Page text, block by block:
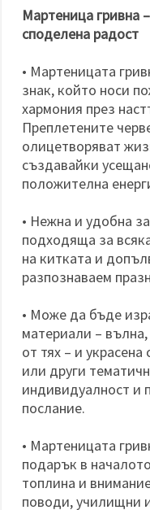
Мартеница гривна
споделена радост
• Мартеницата
знак, който носи
хармония през
Преплетените
олицетворяват
създавайки
положителна
• Нежна и удобна
подходяща за
на китката и
разпознаваем
• Може да бъде
материали – вълна,
от тях – и
или други
индивидуалност и
послание.
• Мартеницата
подарък в
топлина и
поводи, училищни